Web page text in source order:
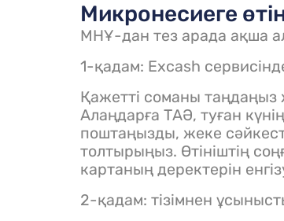
Микронесиеге
МНҰ-дан тез арада ақша
1-қадам: Excash
Қажетті соманы таңдаңыз
Алаңдарға ТАӘ, туған
поштаңызды, жеке
толтырыңыз. Өтініштің
картаның деректерін
2-қадам: тізімнен